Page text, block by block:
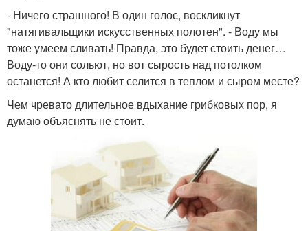
- Ничего страшного! В один голос, воскликнут
"натягивальщики искусственных полотен". - Воду мы
тоже умеем сливать! Правда, это будет стоить денег…
Воду-то они сольют, но вот сырость над потолком
останется! А кто любит селится в теплом и сыром месте?
Чем чревато длительное вдыхание грибковых пор, я
думаю объяснять не стоит.